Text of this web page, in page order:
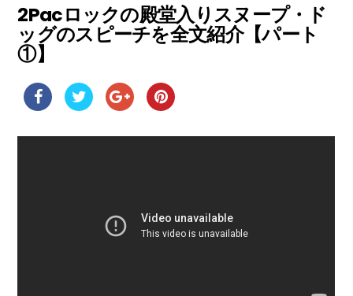
2Pacロックの殿堂入りスヌープ・ド
ッグのスピーチを全文紹介【パート
①】